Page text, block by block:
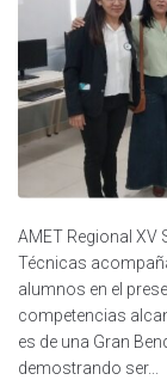
AMET Regional XV
Técnicas
alumnos en el
competencias
es de una Gran
demostrando ser...